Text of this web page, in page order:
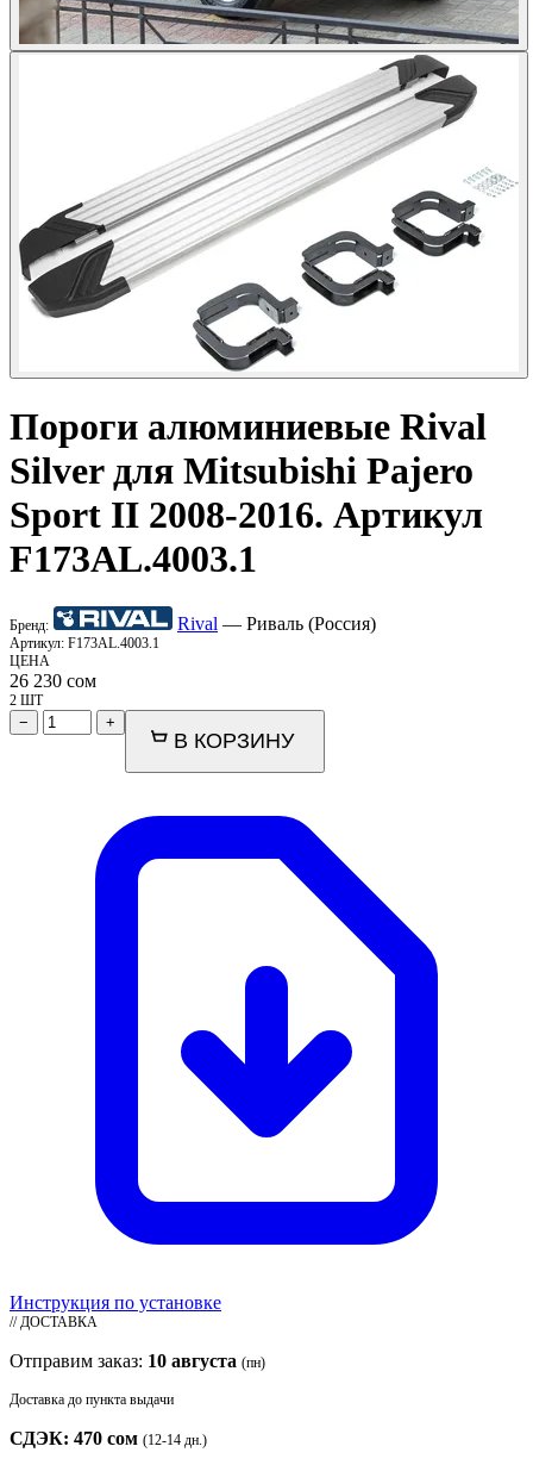
Пороги алюминиевые Rival
Silver для Mitsubishi Pajero
Sport II 2008-2016. Артикул
F173AL.4003.1
Бренд: Rival — Риваль (Россия)
Артикул: F173AL.4003.1
ЦЕНА
26 230 сом
2 ШТ
− +
В КОРЗИНУ
Инструкция по установке
// ДОСТАВКА
Отправим заказ: 10 августа (пн)
Доставка до пункта выдачи
СДЭК: 470 сом (12-14 дн.)